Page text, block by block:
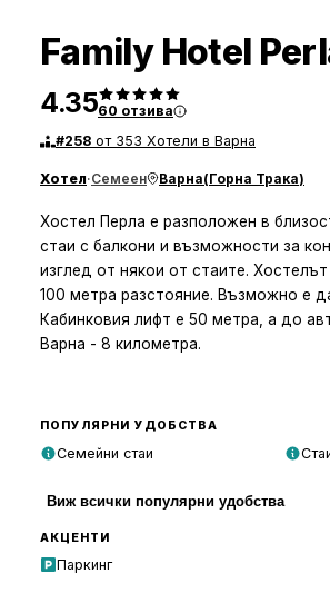
Family Hotel
4.3560 отзива
#258 от 353 Хотели в Варна
Хотел·Семеен Варна(Горна Трака)
Хостел Перла е разположен в
стаи с балкони и възможности за
изглед от някои от стаите.
100 метра разстояние. Възможно е
Кабинковия лифт е 50 метра, а до
Варна - 8 километра.
ПОПУЛЯРНИ УДОБСТВА
Семейни стаи
Виж всички популярни удобства
АКЦЕНТИ
Паркинг